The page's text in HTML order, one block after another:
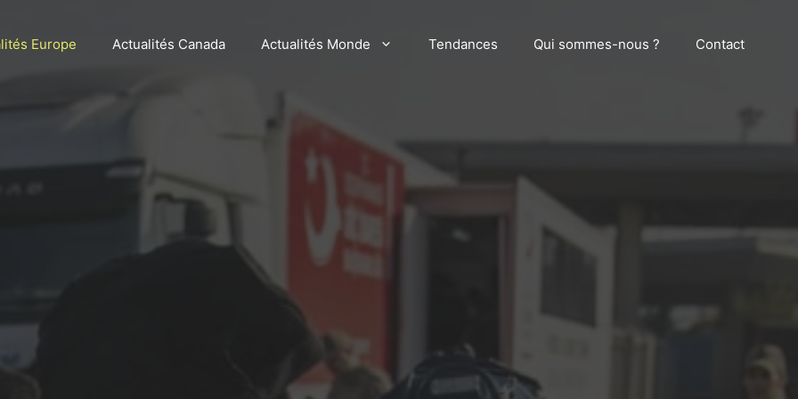
Europe Actualités Canada Actualités Monde Tendances Qui sommes-nous ? Contact